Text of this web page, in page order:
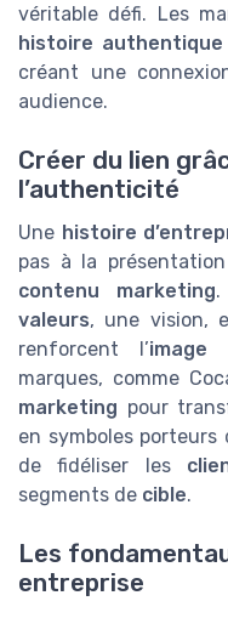
véritable défi. Les
histoire authentique
créant une
audience.
Créer du lien
l’authenticité
Une histoire
pas à la présentation
contenu marketing.
valeurs, une vision,
renforcent l’image
marques, comme
marketing pour
en symboles porteurs
de fidéliser les
segments de cible.
Les
entreprise